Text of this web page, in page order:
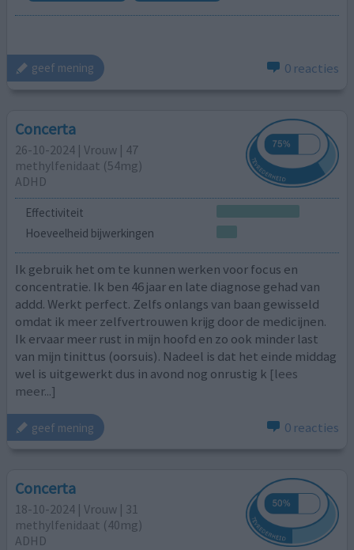
geef mening 0 reacties
Concerta
26-10-2024 | Vrouw | 47
methylfenidaat (54mg)
ADHD
Effectiviteit
Hoeveelheid bijwerkingen
Ik gebruik het om te kunnen werken voor focus en
concentratie. Ik ben 46 jaar en late diagnose gehad van
addd. Werkt perfect. Zelfs onlangs van baan gewisseld
omdat ik meer zelfvertrouwen krijg door de medicijnen.
Ik ervaar meer rust in mijn hoofd en zo ook minder last
van mijn tinittus (oorsuis). Nadeel is dat het einde middag
wel is uitgewerkt dus in avond nog onrustig k [lees
meer...]
geef mening 0 reacties
Concerta
18-10-2024 | Vrouw | 31
methylfenidaat (40mg)
ADHD